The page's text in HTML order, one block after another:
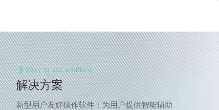
Easy to use solutions
解决方案
新型用户友好操作软件：为用户提供智能辅助